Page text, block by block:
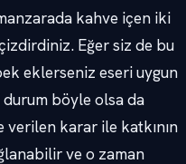
kahve içen iki
Eğer siz de bu
eklerseniz eseri uygun
böyle olsa da
karar ile katkının
ve o zaman